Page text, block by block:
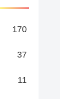
170
37
11